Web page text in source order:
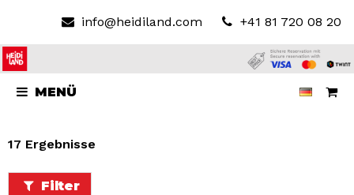
info@heidiland.com +41 81 720 08 20
MENÜ
17 Ergebnisse
Filter